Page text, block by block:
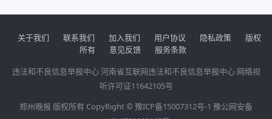
关于我们 联系我们 加入我们 用户协议 隐私政策
版权
所有
意见反馈
服务条款
违法和不良信息举报中心河南省互联网违法和不良信息举报中心 网络视
听许可证11642105号
郑州晚报 版权所有 CopyRight © 豫ICP备15007312号-1 豫公网安备